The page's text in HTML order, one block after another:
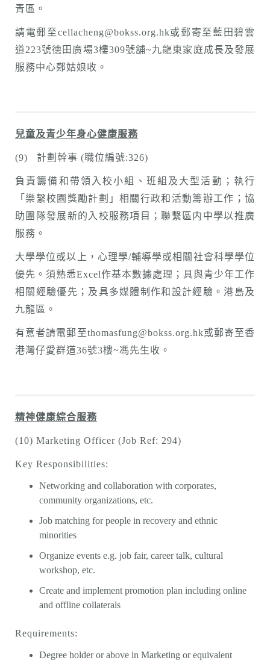
青區。
請電郵至cellacheng@bokss.org.hk或郵寄至藍田碧雲
道223號德田廣場3樓309號舖~九龍東家庭成長及發展
服務中心鄭姑娘收。
兒童及青少年身心健康服務
(9) 計劃幹事 (職位編號:326)
負責籌備和帶領入校小組、班組及大型活動；執行
「樂繫校園獎勵計劃」相關行政和活動籌辦工作；協
助團隊發展新的入校服務項目；聯繫區内中學以推廣
服務。
大學學位或以上，心理學/輔導學或相關社會科學學位
優先。須熟悉Excel作基本數據處理；具與青少年工作
相關經驗優先；及具多媒體制作和設計經驗。港島及
九龍區。
有意者請電郵至thomasfung@bokss.org.hk或郵寄至香
港灣仔愛群道36號3樓~馮先生收。
精神健康綜合服務
(10) Marketing Officer (Job Ref: 294)
Key Responsibilities:
Networking and collaboration with corporates,
community organizations, etc.
Job matching for people in recovery and ethnic
minorities
Organize events e.g. job fair, career talk, cultural
workshop, etc.
Create and implement promotion plan including online
and offline collaterals
Requirements:
Degree holder or above in Marketing or equivalent